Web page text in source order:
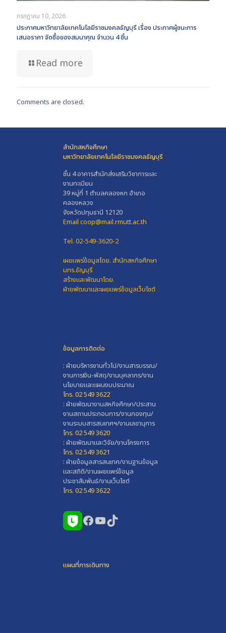
กรกฎาคม 10, 2026
ประกาศมหาวิทยาลัยเทคโนโลยีราชมงคลธัญบุรี เรื่อง ประกาศผู้ชนะการ
เสนอราคา จัดซื้อของสมนาคุณ จำนวน 4 ชิ้น
Read more
Comments are closed.
สำนักสหกิจศึกษา
มหาวิทยาลัยเทคโนโลยีราชมงคลธัญบุรี
ชั้น 4 อาคารสำนักส่งเสริมวิชาการและ
งานทะเบียน
39 หมู่ที่ 1 ตำบลคลองหก อำเภอ
คลองหลวง
จังหวัดปทุมธานี 12120
Email coop@mail.rmutt.ac.th
Tel. 02-549-3620-2
เผยแพร่ข้อมูลโดย. สำนักสหกิจศึกษา
มทร.ธัญบุรี
สร้างและพัฒนาโดย.
ฝ่ายพัฒนาและเผยแพร่ข้อมูลเว็บไซต์
ข้อมูลการติดต่อ
: ฝ่ายบริหารงานทั่วไป/งานสารบรรณ/
งานการเงิน-พัสดุ/งานบุคลากร/งาน
นโยบายและแผนงบประมาณ
โทร. 02 549 3622
: ฝ่ายพัฒนางานสหกิจศึกษา/ประสาน
งานสถานประกอบการ/งานกองทุน/
งานระบบสารสนเทศฯ/งานเลขานุการ
โทร. 02 549 3620
: ฝ่ายพัฒนาและวิจัย/งานโครงการ
โทร. 02 549 3621
: ฝ่ายข้อมูลสารสนเทศ/งานฐานข้อมูล
และสถิติ/งานเผยแพร่ข้อมูล
ประชาสัมพันธ์/งานเว็บไซต์
โทร. 02 549 3622
Facebook
YouTube
TikTok
แผนที่การเดินทาง